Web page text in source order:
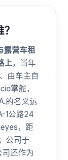
露营车租
上，当年
由车主自
掌舵，
的名义运
1公路24
，距
公司于
还作为